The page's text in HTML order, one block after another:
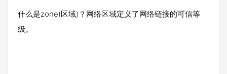
什么是zone(区域)？网络区域定义了网络链接的可信等
级。